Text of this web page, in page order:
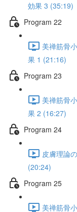
効果 3 (35:19)
Program 22
美禅筋骨
果 1 (21:16)
Program 23
美禅筋骨
果 2 (16:27)
Program 24
皮膚理論
(20:24)
Program 25
美禅筋骨